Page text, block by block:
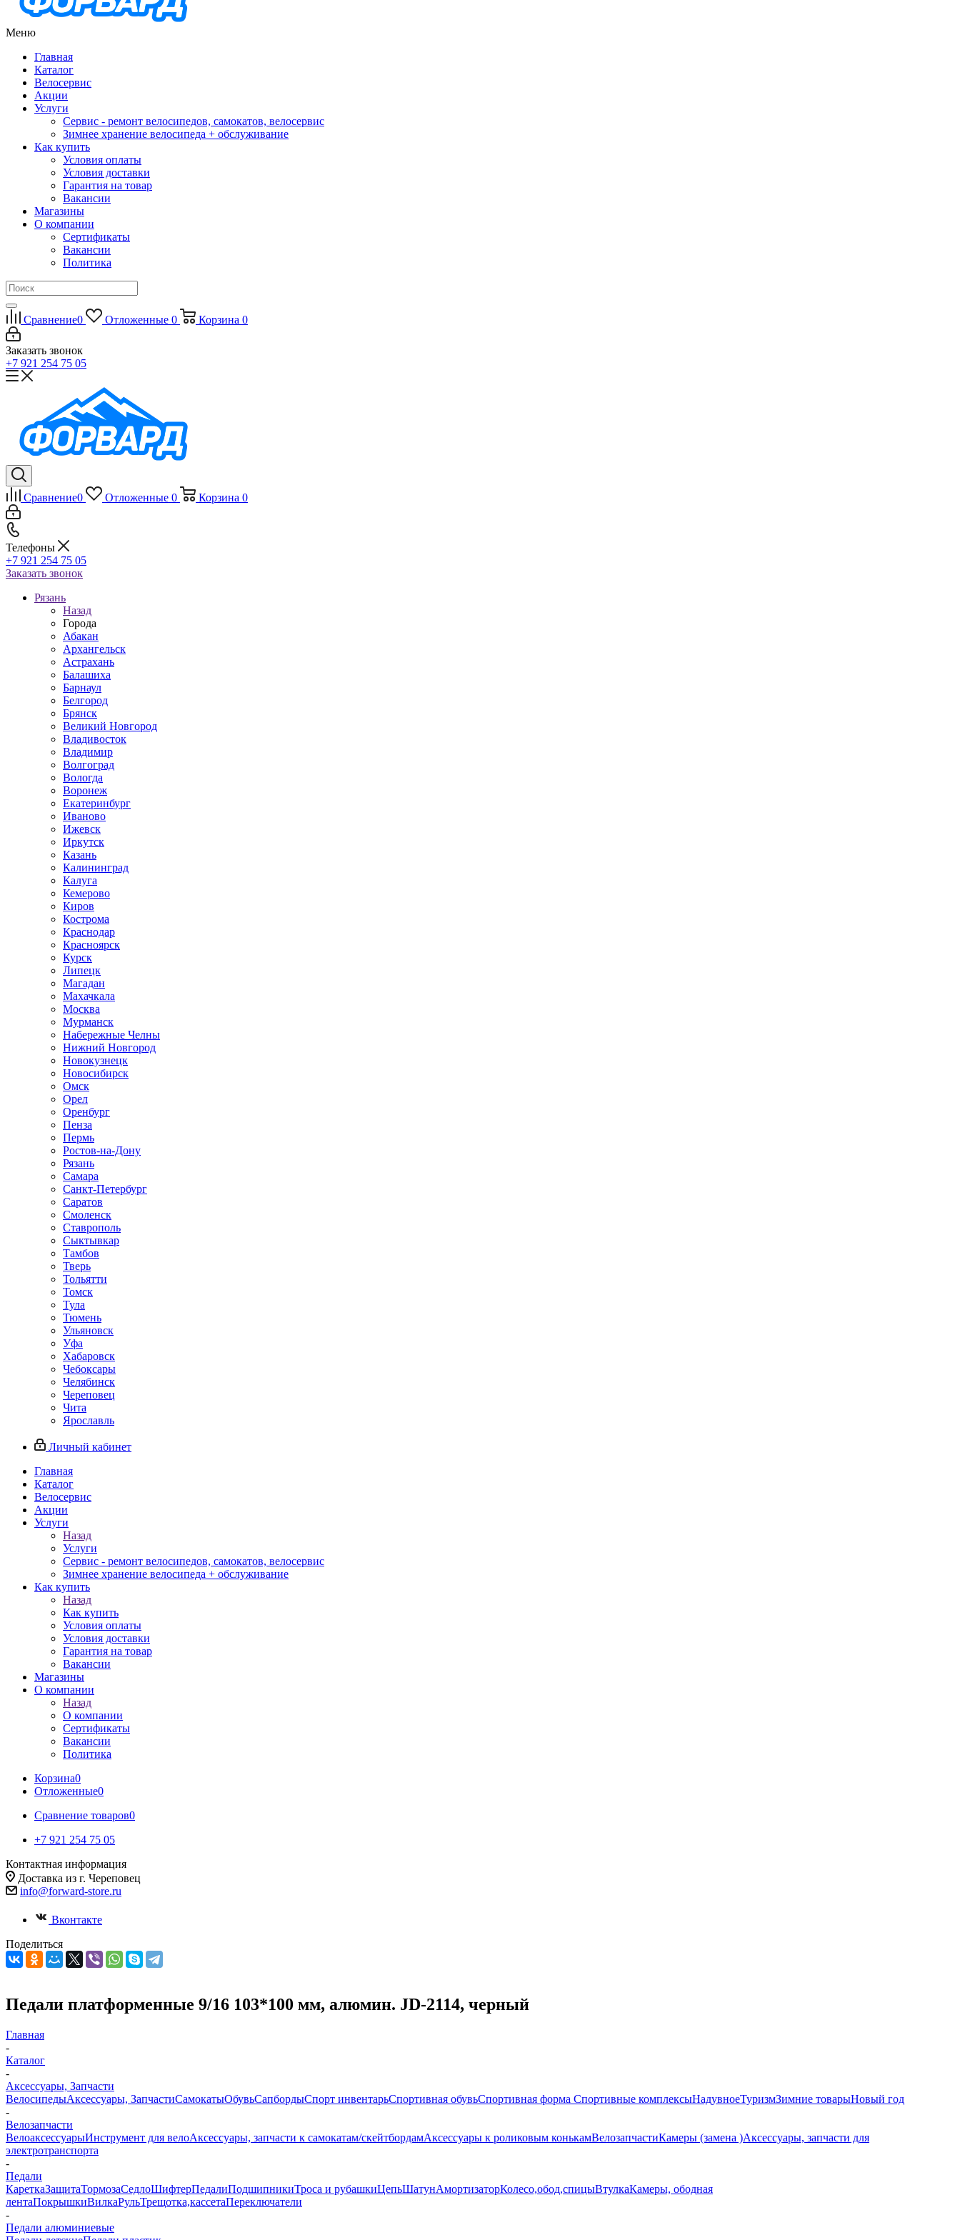
Меню
Главная
Каталог
Велосервис
Акции
Услуги
Сервис - ремонт велосипедов, самокатов, велосервис
Зимнее хранение велосипеда + обслуживание
Как купить
Условия оплаты
Условия доставки
Гарантия на товар
Вакансии
Магазины
О компании
Сертификаты
Вакансии
Политика
Сравнение0 Отложенные 0 Корзина 0
Заказать звонок
+7 921 254 75 05
Сравнение0 Отложенные 0 Корзина 0
Телефоны
+7 921 254 75 05
Заказать звонок
Рязань
Назад
Города
Абакан
Архангельск
Астрахань
Балашиха
Барнаул
Белгород
Брянск
Великий Новгород
Владивосток
Владимир
Волгоград
Вологда
Воронеж
Екатеринбург
Иваново
Ижевск
Иркутск
Казань
Калининград
Калуга
Кемерово
Киров
Кострома
Краснодар
Красноярск
Курск
Липецк
Магадан
Махачкала
Москва
Мурманск
Набережные Челны
Нижний Новгород
Новокузнецк
Новосибирск
Омск
Орел
Оренбург
Пенза
Пермь
Ростов-на-Дону
Рязань
Самара
Санкт-Петербург
Саратов
Смоленск
Ставрополь
Сыктывкар
Тамбов
Тверь
Тольятти
Томск
Тула
Тюмень
Ульяновск
Уфа
Хабаровск
Чебоксары
Челябинск
Череповец
Чита
Ярославль
Личный кабинет
Главная
Каталог
Велосервис
Акции
Услуги
Назад
Услуги
Сервис - ремонт велосипедов, самокатов, велосервис
Зимнее хранение велосипеда + обслуживание
Как купить
Назад
Как купить
Условия оплаты
Условия доставки
Гарантия на товар
Вакансии
Магазины
О компании
Назад
О компании
Сертификаты
Вакансии
Политика
Корзина0
Отложенные0
Сравнение товаров0
+7 921 254 75 05
Контактная информация
Доставка из г. Череповец
info@forward-store.ru
Вконтакте
Поделиться
Педали платформенные 9/16 103*100 мм, алюмин. JD-2114, черный
Главная
-
Каталог
-
Аксессуары, Запчасти
ВелосипедыАксессуары, ЗапчастиСамокатыОбувьСапбордыСпорт инвентарьСпортивная обувьСпортивная форма Спортивные комплексыНадувноеТуризмЗимние товарыНовый год
-
Велозапчасти
ВелоаксессуарыИнструмент для велоАксессуары, запчасти к самокатам/скейтбордамАксессуары к роликовым конькамВелозапчастиКамеры (замена )Аксессуары, запчасти для
электротранспорта
-
Педали
КареткаЗащитаТормозаСедлоШифтерПедалиПодшипникиТроса и рубашкиЦепьШатунАмортизаторКолесо,обод,спицыВтулкаКамеры, ободная
лентаПокрышкиВилкаРульТрещотка,кассетаПереключатели
-
Педали алюминиевые